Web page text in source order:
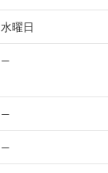
水曜日
—
—
—